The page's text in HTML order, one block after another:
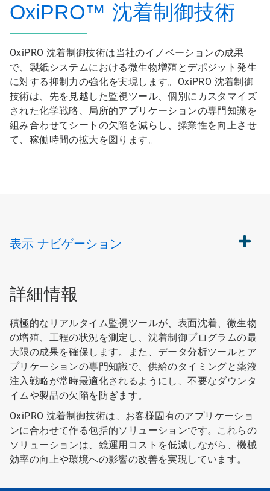
OxiPRO™ 沈着制御技術
OxiPRO 沈着制御技術は当社のイノベーションの成果
で、製紙システムにおける微生物増殖とデポジット発生
に対する抑制力の強化を実現します。OxiPRO 沈着制御
技術は、先を見越した監視ツール、個別にカスタマイズ
された化学戦略、局所的アプリケーションの専門知識を
組み合わせてシートの欠陥を減らし、操業性を向上させ
て、稼働時間の拡大を図ります。
表示 ナビゲーション
詳細情報
積極的なリアルタイム監視ツールが、表面沈着、微生物
の増殖、工程の状況を測定し、沈着制御プログラムの最
大限の成果を確保します。また、データ分析ツールとア
プリケーションの専門知識で、供給のタイミングと薬液
注入戦略が常時最適化されるようにし、不要なダウンタ
イムや製品の欠陥を防ぎます。
OxiPRO 沈着制御技術は、お客様固有のアプリケーショ
ンに合わせて作る包括的ソリューションです。これらの
ソリューションは、総運用コストを低減しながら、機械
効率の向上や環境への影響の改善を実現しています。